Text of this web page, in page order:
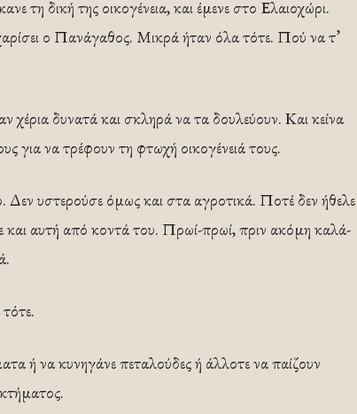
τη δική της οικογένεια, και έμενε στο Ελαιοχώρι.
ο Πανάγαθος. Μικρά ήταν όλα τότε. Πού να τ’
χέρια δυνατά και σκληρά να τα δουλεύουν. Και κείνα
για να τρέφουν τη φτωχή οικογένειά τους.
υστερούσε όμως και στα αγροτικά. Ποτέ δεν ήθελε
και αυτή από κοντά του. Πρωί-πρωί, πριν ακόμη καλά-
ή να κυνηγάνε πεταλούδες ή άλλοτε να παίζουν